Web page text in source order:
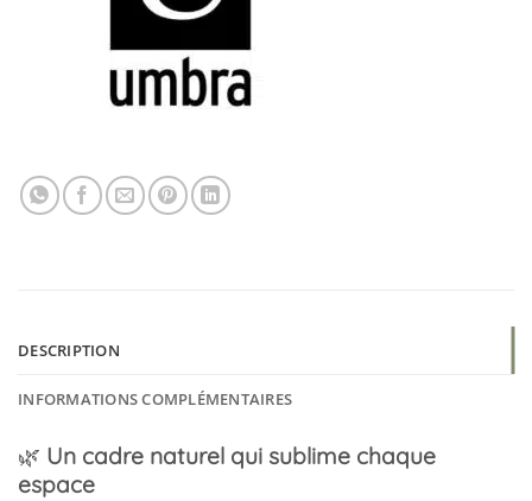
DESCRIPTION
INFORMATIONS COMPLÉMENTAIRES
🌿 Un cadre naturel qui sublime chaque
espace